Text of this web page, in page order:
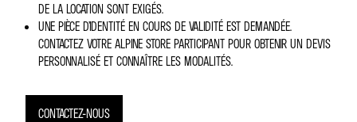
DE LA LOCATION SONT EXIGÉS.
UNE PIÈCE D’IDENTITÉ EN COURS DE VALIDITÉ EST DEMANDÉE.
CONTACTEZ VOTRE ALPINE STORE PARTICIPANT POUR OBTENIR UN DEVIS
PERSONNALISÉ ET CONNAÎTRE LES MODALITÉS.
CONTACTEZ-NOUS